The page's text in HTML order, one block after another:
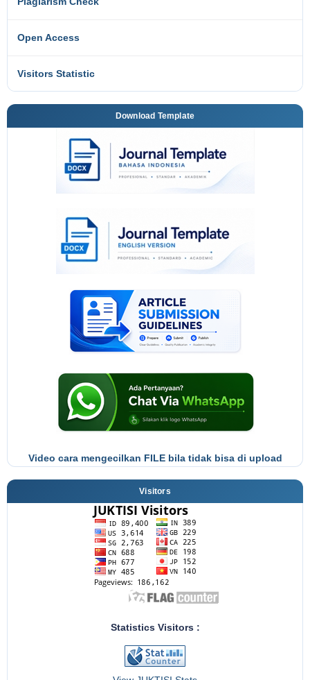
Open Access
Visitors Statistic
Download Template
Video cara mengecilkan FILE bila tidak bisa di upload
Visitors
Statistics Visitors :